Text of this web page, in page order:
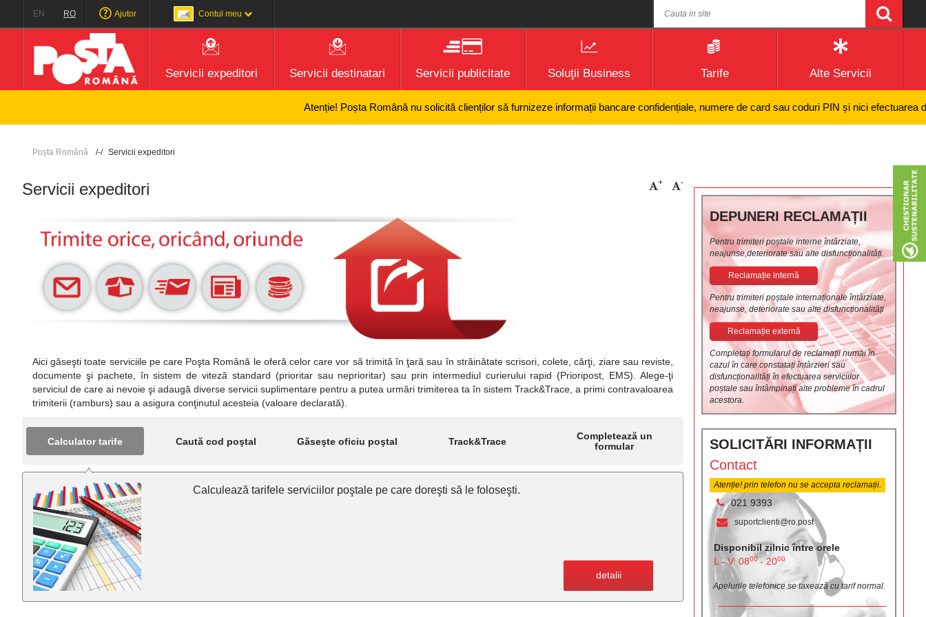
EN RO Ajutor Contul meu
Servicii expeditori Servicii destinatari Servicii publicitate Soluţii Business Tarife Alte Servicii
Atenție! Poșta Română nu solicită clienților să furnizeze informații bancare confidențiale, numere de card sau coduri PIN și nici efectuarea de plăți
Poșta Română Servicii expeditori
Servicii expeditori + -
Aici găseşti toate serviciile pe care Poşta Română le oferă celor care vor să trimită în ţară sau în străinătate scrisori, colete, cărţi, ziare sau reviste,
documente şi pachete, în sistem de viteză standard (prioritar sau neprioritar) sau prin intermediul curierului rapid (Prioripost, EMS). Alege-ţi
serviciul de care ai nevoie şi adaugă diverse servicii suplimentare pentru a putea urmări trimiterea ta în sistem Track&Trace, a primi contravaloarea
trimiterii (ramburs) sau a asigura conţinutul acesteia (valoare declarată).
Calculator tarife Caută cod poştal Găseşte oficiu poştal Track&Trace
Completează un
formular
Calculează tarifele serviciilor poştale pe care doreşti să le foloseşti.
detalii
DEPUNERI RECLAMAȚII
Pentru trimiteri poștale interne întârziate,
neajunse,deteriorate sau alte disfuncționalități.
Reclamație internă
Pentru trimiteri poștale internaționale întârziate,
neajunse, deteriorate sau alte disfuncționalități
Reclamație externă
Completați formularul de reclamații numai în
cazul în care constatați întârzieri sau
disfuncționalități în efectuarea serviciilor
poștale sau întâmpinați alte probleme în cadrul
acestora.
SOLICITĂRI INFORMAȚII
Contact
Atenție! prin telefon nu se accepta reclamații.
021 9393
suportclienti@ro.post
Disponibil zilnic între orele
L - V: 0800- 2000
Apelurile telefonice se taxează cu tarif normal.